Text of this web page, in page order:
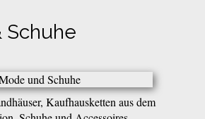
Schuhe
Kaufhausketten aus dem